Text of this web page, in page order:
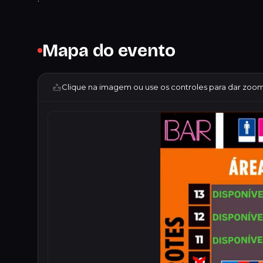
Mapa do evento
Clique na imagem ou use os controles para dar